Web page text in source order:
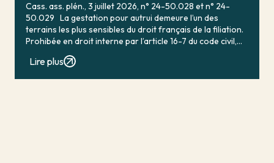
Cass. ass. plén., 3 juillet 2026, n° 24-50.028 et n° 24-
50.029 La gestation pour autrui demeure l’un des
terrains les plus sensibles du droit français de la filiation.
Prohibée en droit interne par l’article 16-7 du code civil,
Lire plus